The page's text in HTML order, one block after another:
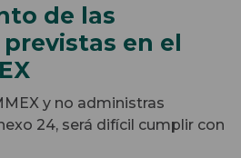
de las
en el
y no administras
24, será difícil cumplir con